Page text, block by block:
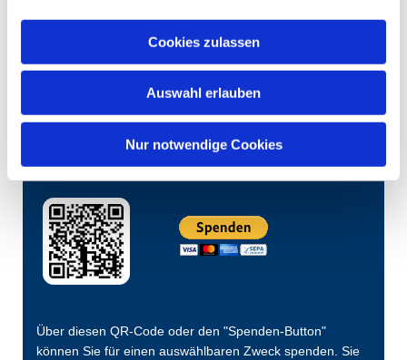
Cookies zulassen
Auswahl erlauben
Nur notwendige Cookies
Über diesen QR-Code oder den "Spenden-Button"
können Sie für einen auswählbaren Zweck spenden. Sie